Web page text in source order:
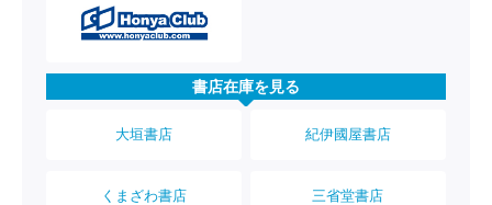
書店在庫を見る
大垣書店 紀伊國屋書店
くまざわ書店 三省堂書店